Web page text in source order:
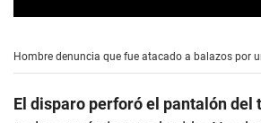
e
n
d
Hombre denuncia que fue atacado a balazos por
El disparo perforó el pantalón del